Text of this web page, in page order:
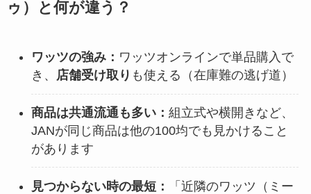
ゥ）と何が違う？
ワッツの強み： ワッツオンラインで単品購入で
き、 店舗受け取り も使える（在庫難の逃げ道）
商品は共通流通も多い： 組立式や横開きなど、
JANが同じ商品は他の100均でも見かけること
があります
見つからない時の最短：
「近隣のワッツ（ミー